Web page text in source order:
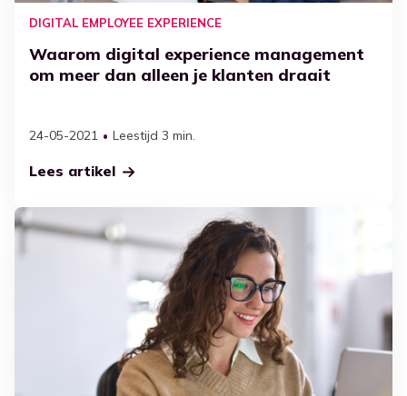
Werkplekbeheer
IT beveiliging en diensten
DIGITAL EMPLOYEE EXPERIENCE
Waarom digital experience management
om meer dan alleen je klanten draait
24-05-2021 Leestijd 3 min.
Lees artikel